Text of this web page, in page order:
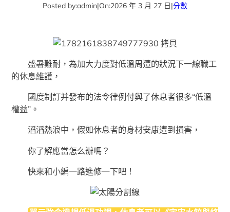
Posted by:admin|On:2026 年 3 月 27 日|分數
盛暑難耐，為加大力度對低溫周遭的狀況下一線職工
的休息維護，
國度制訂并發布的法令律例付與了休息者很多“低溫
權益”。
滔滔熱浪中，假如休息者的身材安康遭到損害，
你了解應當怎么辦嗎？
快來和小編一路進修一下吧！